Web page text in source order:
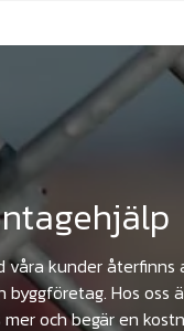
våra kunder
Hos oss
och begär en